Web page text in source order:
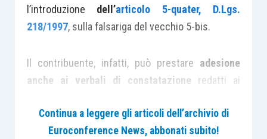
l’introduzione dell’articolo 5-quater, D.Lgs.
218/1997, sulla falsariga del vecchio 5-bis.
Il contribuente, infatti, può prestare adesione
anche ai verbali di constatazione redatti ai
avere ad oggetto esclusivamenteil contenuto
integrale del verbale di constatazione e deve
Continua a leggere gli articoli dell’archivio di
Euroconference News, abbonati subito!